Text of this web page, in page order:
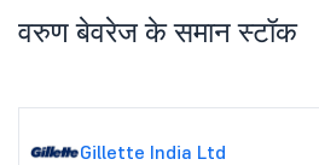
वरुण बेवरेज के समान स्टॉक
Gillette India Ltd